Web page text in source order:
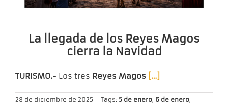
La llegada de los Reyes Magos
cierra la Navidad
TURISMO.- Los tres Reyes Magos […]
28 de diciembre de 2025 Tags: 5 de enero, 6 de enero,